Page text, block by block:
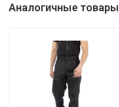
Аналогичные товары